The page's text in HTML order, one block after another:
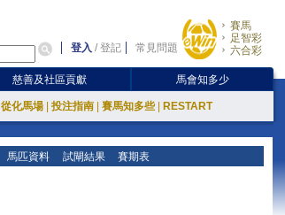
登入 /登記 常見問題
賽馬
足智彩
六合彩
慈善及社區貢獻 馬會知多少
從化馬場 投注指南 賽馬知多些 RESTART
馬匹資料 試閘結果 賽期表